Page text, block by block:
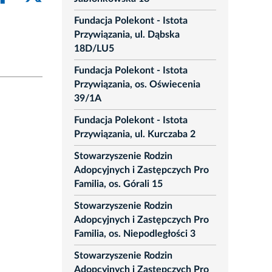
Fundacja Polekont - Istota
Przywiązania, ul. Dąbska
18D/LU5
Fundacja Polekont - Istota
Przywiązania, os. Oświecenia
39/1A
Fundacja Polekont - Istota
Przywiązania, ul. Kurczaba 2
Stowarzyszenie Rodzin
Adopcyjnych i Zastępczych Pro
Familia, os. Górali 15
Stowarzyszenie Rodzin
Adopcyjnych i Zastępczych Pro
Familia, os. Niepodległości 3
Stowarzyszenie Rodzin
Adopcyjnych i Zastępczych Pro